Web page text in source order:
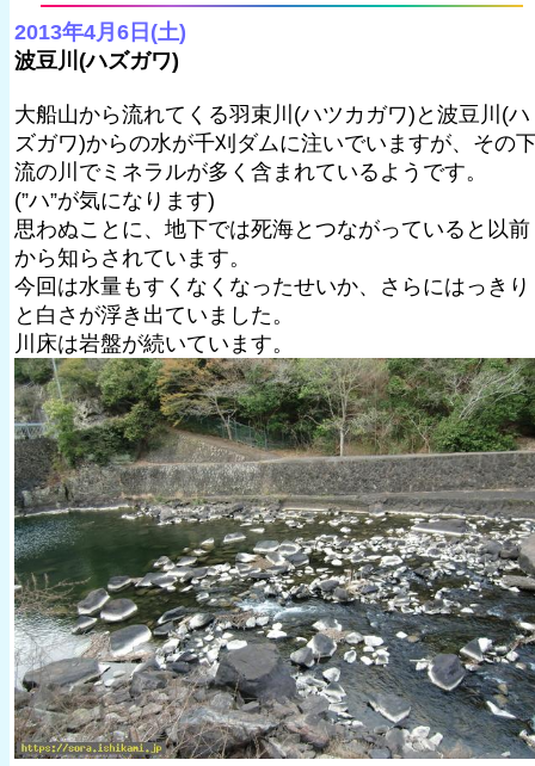
2013年4月6日(土)
波豆川(ハズガワ)
大船山から流れてくる羽束川(ハツカガワ)と波豆川(ハ
ズガワ)からの水が千刈ダムに注いでいますが、その
流の川でミネラルが多く含まれているようです。
(”ハ”が気になります)
思わぬことに、地下では死海とつながっていると以前
から知らされています。
今回は水量もすくなくなったせいか、さらにはっきり
と白さが浮き出ていました。
川床は岩盤が続いています。